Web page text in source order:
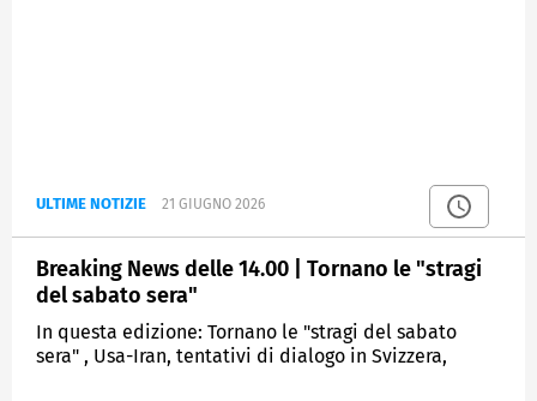
ULTIME NOTIZIE 21 GIUGNO 2026
Breaking News delle 14.00 | Tornano le "stragi
del sabato sera"
In questa edizione: Tornano le "stragi del sabato
sera" , Usa-Iran, tentativi di dialogo in Svizzera,